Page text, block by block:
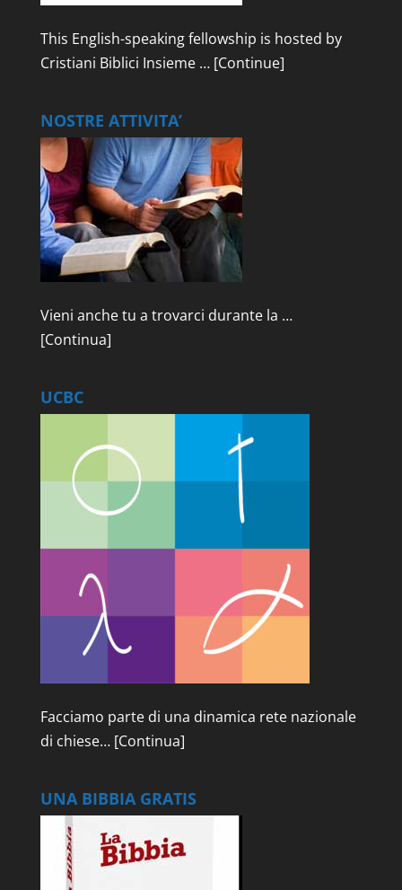
This English-speaking fellowship is hosted by
Cristiani Biblici Insieme … [Continue]
NOSTRE ATTIVITA’
Vieni anche tu a trovarci durante la …
[Continua]
UCBC
Facciamo parte di una dinamica rete nazionale
di chiese… [Continua]
UNA BIBBIA GRATIS